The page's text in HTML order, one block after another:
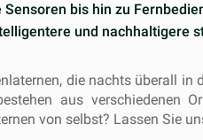
bis hin zu
und nachhaltigere
die nachts überall in
aus verschiedenen
von selbst? Lassen Sie